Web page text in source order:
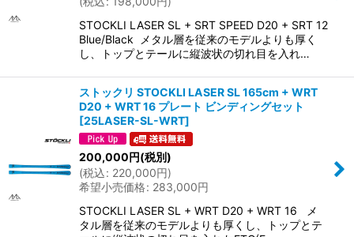
STOCKLI LASER SL + SRT SPEED D20 + SRT 12
Blue/Black メタル層を従来のモデルよりも厚く
し、トップとテールに縦波状の切れ目を入れ…
ストックリ STOCKLI LASER SL 165cm + WRT
D20 + WRT 16 プレート ビンディングセット
[25LASER-SL-WRT]
200,000円(税別)
(税込: 220,000円)
希望小売価格: 283,000円
STOCKLI LASER SL + WRT D20 + WRT 16 メ
タル層を従来のモデルよりも厚くし、トップとテ